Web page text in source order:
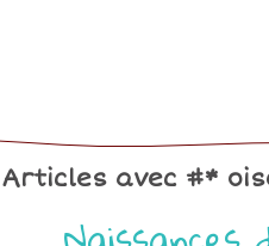
Articles avec #*